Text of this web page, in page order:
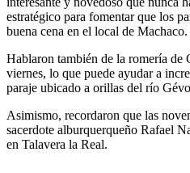
estratégico para fomentar que los
buena cena en el local de Machaco.
Hablaron también de la romería de
viernes, lo que puede ayudar a
paraje ubicado a orillas del río
Asimismo, recordaron que las
sacerdote alburquerqueño Rafael
en Talavera la Real.